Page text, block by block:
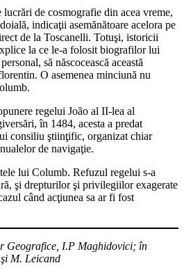
de cosmografie din acea vreme,
indicaţii asemănătoare acelora pe
de la Toscanelli. Totuşi, istoricii
la ce le-a folosit biografilor lui
să născocească această
O asemenea minciună nu
regelui João al II-lea al
în 1484, acesta a predat
consiliu ştiinţific, organizat chiar
de navigaţie.
lui Columb. Refuzul regelui s-a
şi drepturilor şi privilegiilor exagerate
când acţiunea sa ar fi fost
Geografice, I.P Maghidovici; în
M. Leicand